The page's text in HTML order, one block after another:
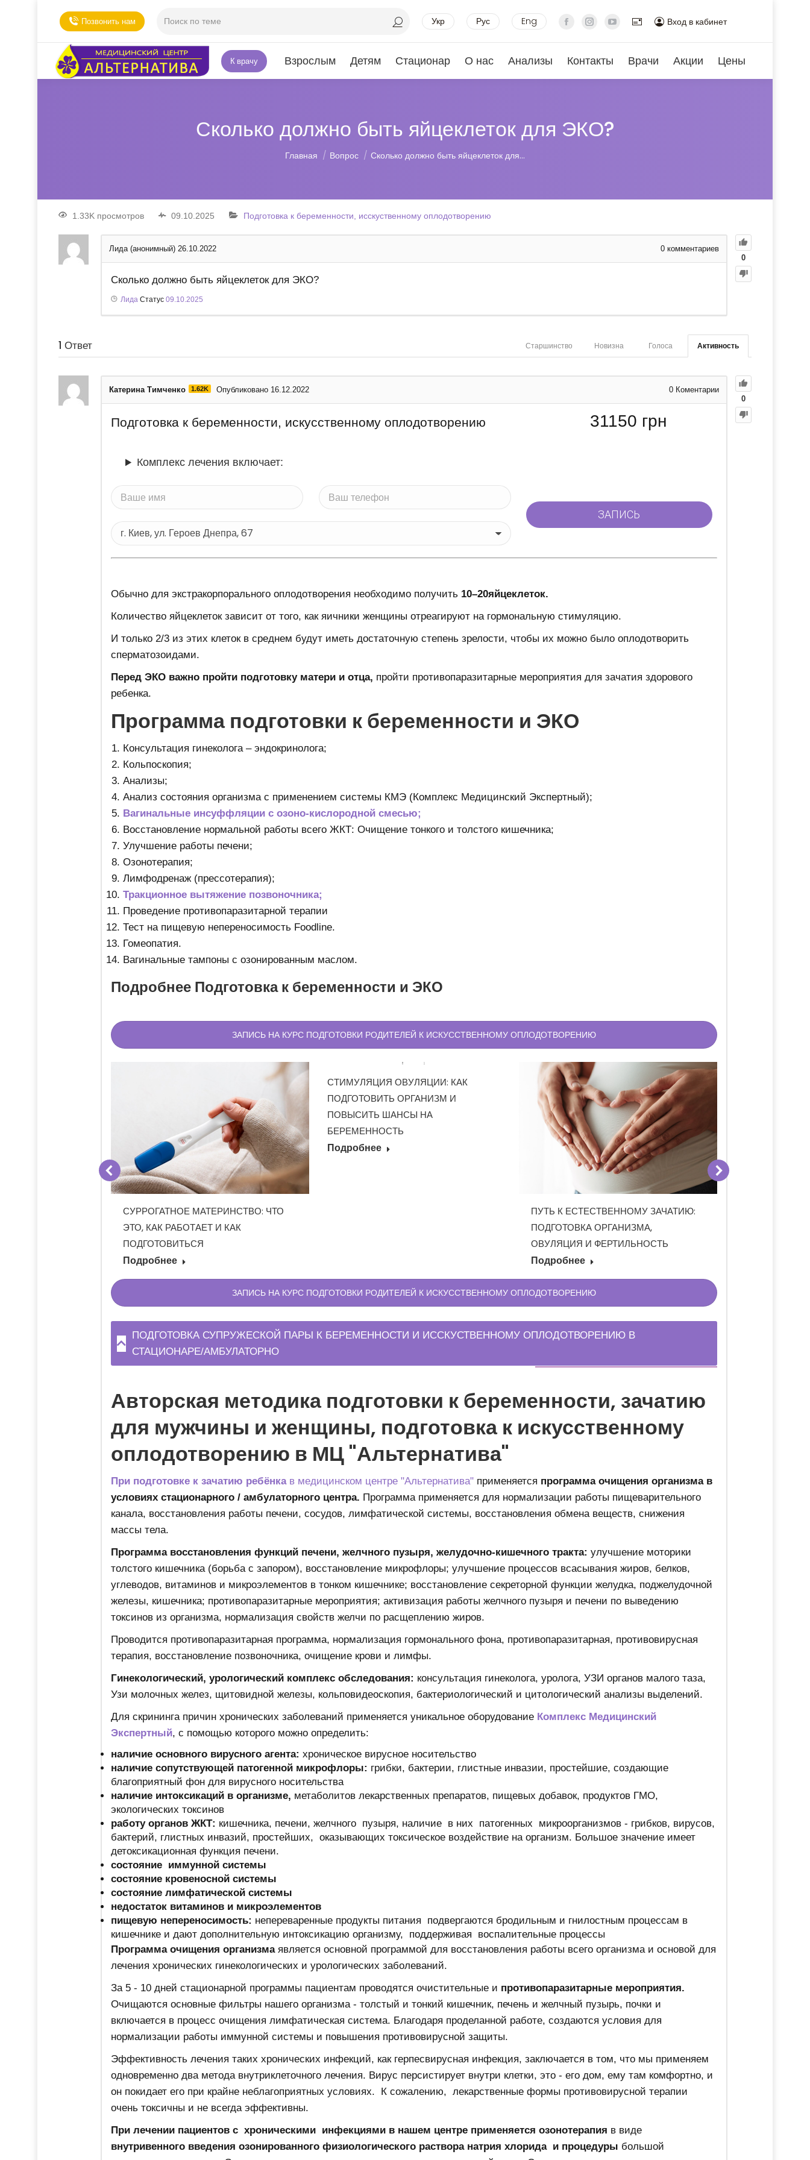
Позвонить нам Укр Рус Eng Вход в кабинет
Взрослым Детям Стационар О нас Анализы Контакты Врачи Акции Цены
К врачу
Сколько должно быть яйцеклеток для ЭКО?
Вы здесь:
Главная Вопрос Сколько должно быть яйцеклеток для…
1.33K просмотров 09.10.2025 Подготовка к беременности, исскуственному оплодотворению
0
Лида (анонимный) 26.10.2022 0 комментариев
Сколько должно быть яйцеклеток для ЭКО?
Лида Статус 09.10.2025
1 Ответ Активность
Голоса
Новизна
Старшинство
0
Катерина Тимченко 1.62K Опубликовано 16.12.2022 0 Коментарии
Подготовка к беременности, искусственному оплодотворению 31150 грн
Комплекс лечения включает:
Обычно для экстракорпорального оплодотворения необходимо получить 10–20яйцеклеток.
Количество яйцеклеток зависит от того, как яичники женщины отреагируют на гормональную стимуляцию.
И только 2/3 из этих клеток в среднем будут иметь достаточную степень зрелости, чтобы их можно было оплодотворить
сперматозоидами.
Перед ЭКО важно пройти подготовку матери и отца, пройти противопаразитарные мероприятия для зачатия здорового
ребенка.
Программа подготовки к беременности и ЭКО
Консультация гинеколога – эндокринолога;
Кольпоскопия;
Анализы;
Анализ состояния организма с применением системы КМЭ (Комплекс Медицинский Экспертный);
Вагинальные инсуффляции с озоно-кислородной смесью;
Восстановление нормальной работы всего ЖКТ: Очищение тонкого и толстого кишечника;
Улучшение работы печени;
Озонотерапия;
Лимфодренаж (прессотерапия);
Тракционное вытяжение позвоночника;
Проведение противопаразитарной терапии
Тест на пищевую непереносимость Foodline.
Гомеопатия.
Вагинальные тампоны с озонированным маслом.
Подробнее Подготовка к беременности и ЭКО
ЗАПИСЬ НА КУРС ПОДГОТОВКИ РОДИТЕЛЕЙ К ИСКУССТВЕННОМУ ОПЛОДОТВОРЕНИЮ
СУРРОГАТНОЕ МАТЕРИНСТВО: ЧТО
ЭТО, КАК РАБОТАЕТ И КАК
ПОДГОТОВИТЬСЯ
Подробнее
СТИМУЛЯЦИЯ ОВУЛЯЦИИ: КАК
ПОДГОТОВИТЬ ОРГАНИЗМ И
ПОВЫСИТЬ ШАНСЫ НА
БЕРЕМЕННОСТЬ
Подробнее
ПУТЬ К ЕСТЕСТВЕННОМУ ЗАЧАТИЮ:
ПОДГОТОВКА ОРГАНИЗМА,
ОВУЛЯЦИЯ И ФЕРТИЛЬНОСТЬ
Подробнее
ЗАПИСЬ НА КУРС ПОДГОТОВКИ РОДИТЕЛЕЙ К ИСКУССТВЕННОМУ ОПЛОДОТВОРЕНИЮ
ПОДГОТОВКА СУПРУЖЕСКОЙ ПАРЫ К БЕРЕМЕННОСТИ И ИССКУСТВЕННОМУ ОПЛОДОТВОРЕНИЮ В
СТАЦИОНАРЕ/АМБУЛАТОРНО
Авторская методика подготовки к беременности, зачатию
для мужчины и женщины, подготовка к искусственному
оплодотворению в МЦ "Альтернатива"
При подготовке к зачатию ребёнка в медицинском центре "Альтернатива" применяется программа очищения организма в
условиях стационарного / амбулаторного центра. Программа применяется для нормализации работы пищеварительного
канала, восстановления работы печени, сосудов, лимфатической системы, восстановления обмена веществ, снижения
массы тела.
Программа восстановления функций печени, желчного пузыря, желудочно-кишечного тракта: улучшение моторики
толстого кишечника (борьба с запором), восстановление микрофлоры; улучшение процессов всасывания жиров, белков,
углеводов, витаминов и микроэлементов в тонком кишечнике; восстановление секреторной функции желудка, поджелудочной
железы, кишечника; противопаразитарные мероприятия; активизация работы желчного пузыря и печени по выведению
токсинов из организма, нормализация свойств желчи по расщеплению жиров.
Проводится противопаразитарная программа, нормализация гормонального фона, противопаразитарная, противовирусная
терапия, восстановление позвоночника, очищение крови и лимфы.
Гинекологический, урологический комплекс обследования: консультация гинеколога, уролога, УЗИ органов малого таза,
Узи молочных желез, щитовидной железы, кольповидеоскопия, бактериологический и цитологический анализы выделений.
Для скрининга причин хронических заболеваний применяется уникальное оборудование Комплекс Медицинский
Экспертный, с помощью которого можно определить:
наличие основного вирусного агента: хроническое вирусное носительство
наличие сопутствующей патогенной микрофлоры: грибки, бактерии, глистные инвазии, простейшие, создающие
благоприятный фон для вирусного носительства
наличие интоксикаций в организме, метаболитов лекарственных препаратов, пищевых добавок, продуктов ГМО,
экологических токсинов
работу органов ЖКТ: кишечника, печени, желчного пузыря, наличие в них патогенных микроорганизмов - грибков, вирусов,
бактерий, глистных инвазий, простейших, оказывающих токсическое воздействие на организм. Большое значение имеет
детоксикационная функция печени.
состояние иммунной системы
состояние кровеносной системы
состояние лимфатической системы
недостаток витаминов и микроэлементов
пищевую непереносимость: непереваренные продукты питания подвергаются бродильным и гнилостным процессам в
кишечнике и дают дополнительную интоксикацию организму, поддерживая воспалительные процессы
Программа очищения организмаявляется основной программой для восстановления работы всего организма и основой для
лечения хронических гинекологических и урологических заболеваний.
За 5 - 10 дней стационарной программы пациентам проводятся очистительные и противопаразитарные мероприятия.
Очищаются основные фильтры нашего организма - толстый и тонкий кишечник, печень и желчный пузырь, почки и
включается в процесс очищения лимфатическая система. Благодаря проделанной работе, создаются условия для
нормализации работы иммунной системы и повышения противовирусной защиты.
Эффективность лечения таких хронических инфекций, как герпесвирусная инфекция, заключается в том, что мы применяем
одновременно два метода внутриклеточного лечения. Вирус персистирует внутри клетки, это - его дом, ему там комфортно, и
он покидает его при крайне неблагоприятных условиях. К сожалению, лекарственные формы противовирусной терапии
очень токсичны и не всегда эффективны.
При лечении пациентов с хроническими инфекциями в нашем центре применяется озонотерапия в виде
внутривенного введения озонированного физиологического раствора натрия хлорида и процедуры большой